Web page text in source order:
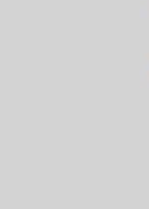
съдействие